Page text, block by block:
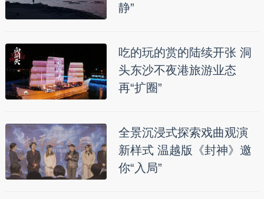
静”
吃的玩的赏的陆续开张 洞
头东沙不夜港旅游业态
再“扩圈”
全景沉浸式探索戏曲观演
新样式 温越版《封神》邀
你“入局”